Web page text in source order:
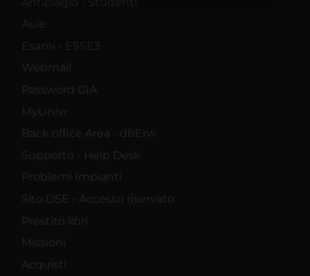
pubblicità e social media, i quali potrebbero combinarle
raccolto dal tuo utilizzo dei loro servizi.
Aule
Esami - ESSE3
Webmail
Password GIA
MyUnivr
Back office Area - dbErw
Supporto - Help Desk
Problemi Impianti
Sito DSE - Accesso riservato
Prestito libri
Missioni
Acquisti